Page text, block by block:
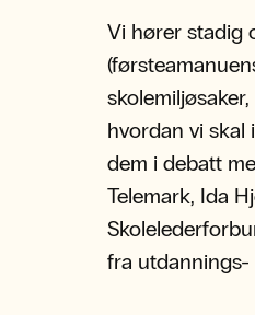
Vi hører stadig
hvordan vi
dem i debatt
Telemark, Ida
fra